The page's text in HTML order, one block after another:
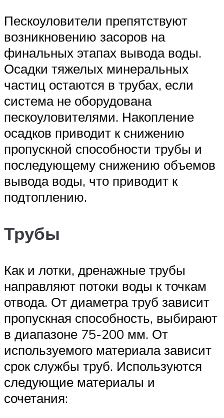
Пескоуловители препятствуют
возникновению засоров на
финальных этапах вывода воды.
Осадки тяжелых минеральных
частиц остаются в трубах, если
система не оборудована
пескоуловителями. Накопление
осадков приводит к снижению
пропускной способности трубы и
последующему снижению объемов
вывода воды, что приводит к
подтоплению.
Трубы
Как и лотки, дренажные трубы
направляют потоки воды к точкам
отвода. От диаметра труб зависит
пропускная способность, выбирают
в диапазоне 75-200 мм. От
используемого материала зависит
срок службы труб. Используются
следующие материалы и
сочетания: